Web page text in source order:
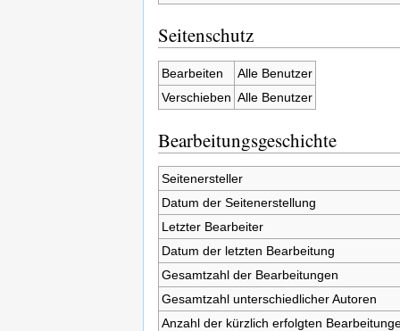
Seitenschutz
Bearbeiten
Alle Benutzer
Verschieben Alle Benutzer
Bearbeitungsgeschichte
Seitenersteller
Datum der Seitenerstellung
Letzter Bearbeiter
Datum der letzten Bearbeitung
Gesamtzahl der Bearbeitungen
Gesamtzahl unterschiedlicher Autoren
Anzahl der kürzlich erfolgten